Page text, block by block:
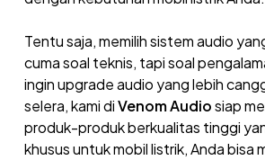
Tentu saja, memilih sistem audio
cuma soal teknis, tapi soal
ingin upgrade audio yang lebih
selera, kami diVenom Audiosiap
produk-produk berkualitas tinggi
khusus untuk mobil listrik, Anda bisa